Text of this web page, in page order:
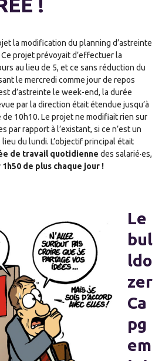
!
la modification du planning d’astreinte
projet prévoyait d’effectuer la
au lieu de 5, et ce sans réduction du
le mercredi comme jour de repos
d’astreinte le week-end, la durée
par la direction était étendue jusqu’à
10h10. Le projet ne modifiait rien sur
par rapport à l’existant, si ce n’est un
du lundi. L’objectif principal était
de travail quotidienne des salarié·es,
de plus chaque jour !
Le
bul
ldo
zer
Ca
pg
em